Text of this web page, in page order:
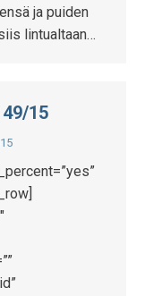
ja puiden
lintualtaan…
15